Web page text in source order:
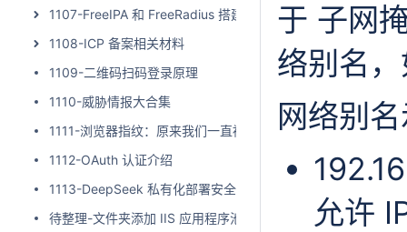
1107-FreeIPA 和 FreeRadius 搭建双因子认证
1108-ICP 备案相关材料
1109-二维码扫码登录原理
1110-威胁情报大合集
1111-浏览器指纹：原来我们一直被互联网巨头监视，隐私在网
1112-OAuth 认证介绍
1113-DeepSeek 私有化部署安全加固建议
待整理-文件夹添加 IIS 应用程序池用户权限
于 子网
络别名
网络别
允许